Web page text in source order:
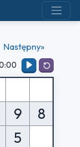
Następny»
9
8
5